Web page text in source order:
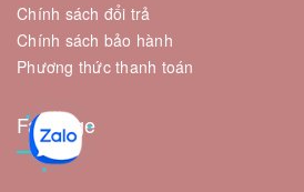
Chính sách đổi trả
Chính sách bảo hành
Phương thức thanh toán
Fanpage